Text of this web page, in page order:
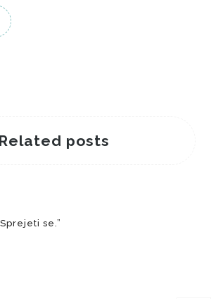
Related posts
se.”